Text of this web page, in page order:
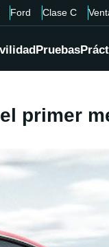
Ford Clase C
Pruebas
primer